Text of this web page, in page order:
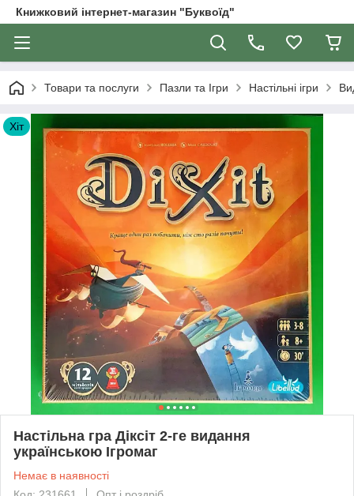
Книжковий інтернет-магазин "Буквоїд"
Товари та послуги Пазли та Ігри Настільні ігри
Хіт
Настільна гра Діксіт 2-ге видання
українською Iгромаг
Немає в наявності